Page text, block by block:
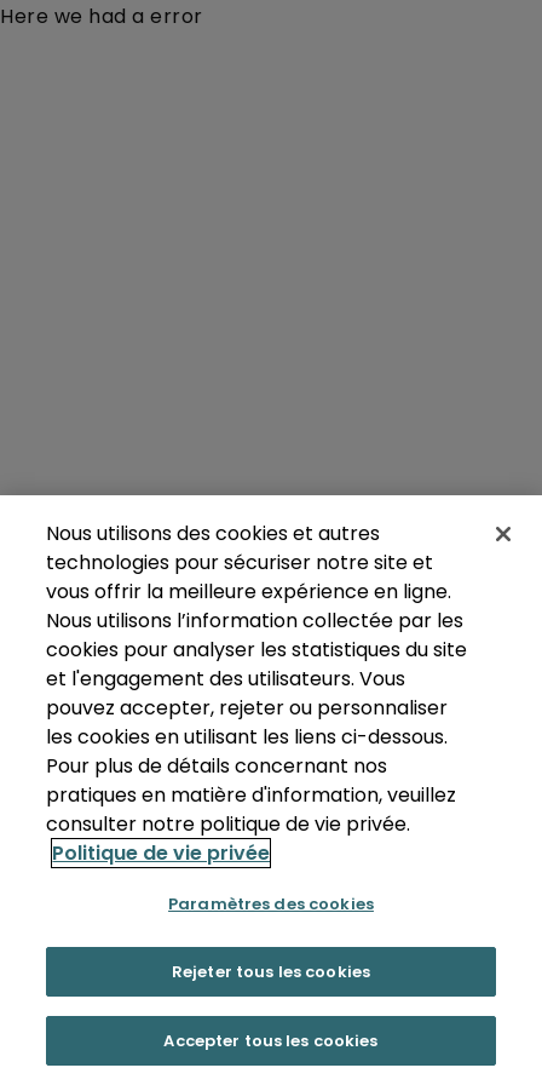
Here we had a error
Nous utilisons des cookies et autres
technologies pour sécuriser notre site et
vous offrir la meilleure expérience en ligne.
Nous utilisons l’information collectée par les
cookies pour analyser les statistiques du site
et l'engagement des utilisateurs. Vous
pouvez accepter, rejeter ou personnaliser
les cookies en utilisant les liens ci-dessous.
Pour plus de détails concernant nos
pratiques en matière d'information, veuillez
consulter notre politique de vie privée.
Politique de vie privée
Paramètres des cookies
Rejeter tous les cookies
Accepter tous les cookies